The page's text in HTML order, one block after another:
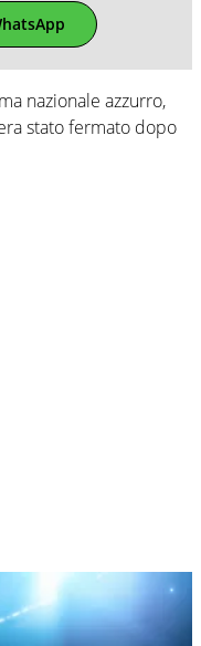
nazionale azzurro,
stato fermato dopo